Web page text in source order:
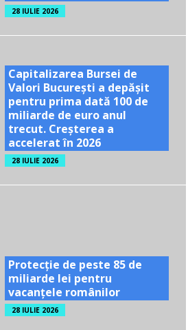
28 IULIE 2026
Capitalizarea Bursei de
Valori București a depășit
pentru prima dată 100 de
miliarde de euro anul
trecut. Creșterea a
accelerat în 2026
28 IULIE 2026
Protecție de peste 85 de
miliarde lei pentru
vacanțele românilor
28 IULIE 2026